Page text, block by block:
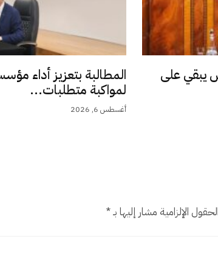
أخنوش يبقي على المطالبة بتعزيز أداء
لمواكبة متطلبات...
أغسطس 6, 2026
الحقول الإلزامية مشار إليها بـ*